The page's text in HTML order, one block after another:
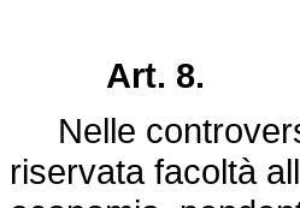
Art. 8.
Nelle
riservata facoltà